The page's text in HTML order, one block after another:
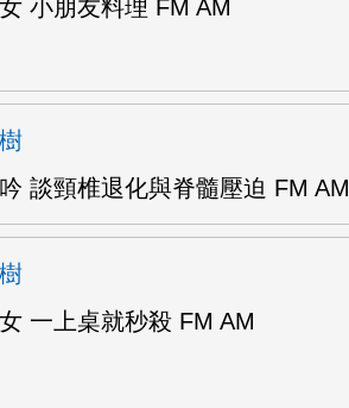
小朋友料理 FM AM
談頸椎退化與脊髓壓迫 FM AM
一上桌就秒殺 FM AM